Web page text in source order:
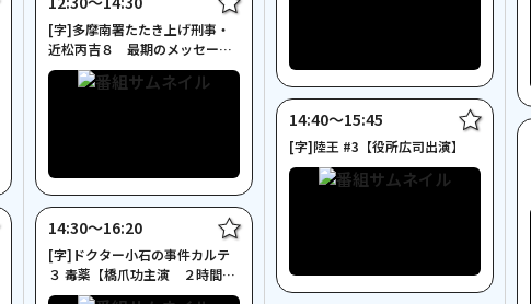
[字]多摩南署たたき上げ刑事・
近松丙吉８ 最期のメッセージ
【伊東四朗主演】
14:30〜16:20
[字]ドクター小石の事件カルテ
３ 毒薬【橋爪功主演 ２時間サ
スペンス】
14:40〜15:45
[字]陸王 #3【役所広司出演】